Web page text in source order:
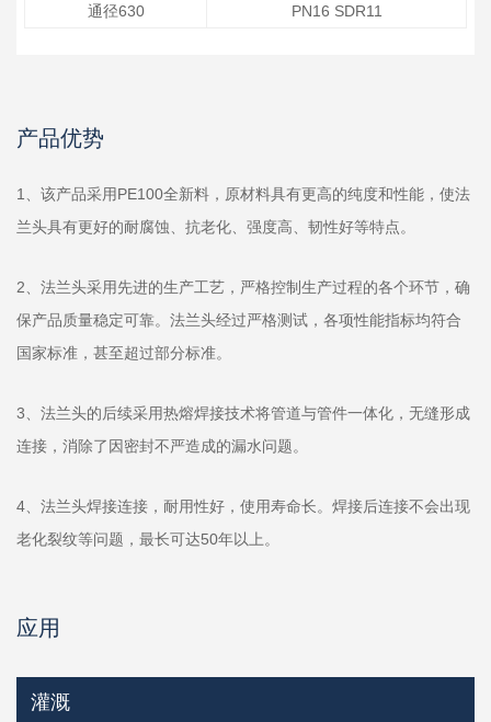
通径630 PN16 SDR11
产品优势
1、该产品采用PE100全新料，原材料具有更高的纯度和性能，使法
兰头具有更好的耐腐蚀、抗老化、强度高、韧性好等特点。
2、法兰头采用先进的生产工艺，严格控制生产过程的各个环节，确
保产品质量稳定可靠。法兰头经过严格测试，各项性能指标均符合
国家标准，甚至超过部分标准。
3、法兰头的后续采用热熔焊接技术将管道与管件一体化，无缝形成
连接，消除了因密封不严造成的漏水问题。
4、法兰头焊接连接，耐用性好，使用寿命长。焊接后连接不会出现
老化裂纹等问题，最长可达50年以上。
应用
灌溉